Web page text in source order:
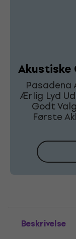
Pasadena
Ærlig Lyd
Godt
Første
Beskrivelse